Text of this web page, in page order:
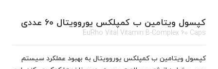
کپسول ویتامین ب کمپلکس یوروویتال 60 عددی
EuRho Vital Vitamin B-Complex 60 Caps
کپسول ویتامین ب کمپلکس یوروویتال به بهبود عملکرد سیستم